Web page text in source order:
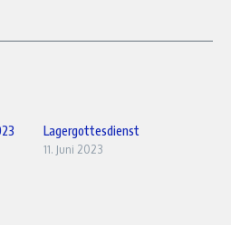
Lagergottesdienst
11. Juni 2023